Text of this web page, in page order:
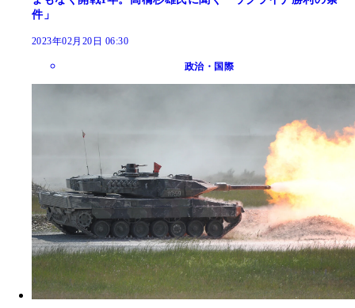
件」
2023年02月20日 06:30
政治・国際